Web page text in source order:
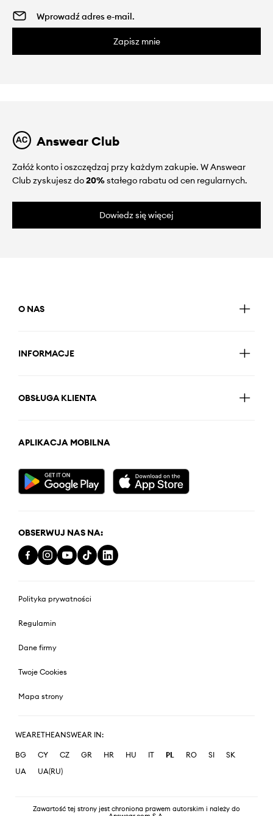
Zapisz mnie
Answear Club
Załóż konto i oszczędzaj przy każdym zakupie. W Answear
Club zyskujesz do20%stałego rabatu od cen regularnych.
Dowiedz się więcej
O NAS
INFORMACJE
OBSŁUGA KLIENTA
APLIKACJA MOBILNA
OBSERWUJ NAS NA:
Polityka prywatności
Regulamin
Dane firmy
Twoje Cookies
Mapa strony
WEARETHEANSWEAR IN:
BG CY CZ GR HR HU IT PL RO SI
SK
UA
UA(RU)
Zawartość tej strony jest chroniona prawem autorskim i należy do